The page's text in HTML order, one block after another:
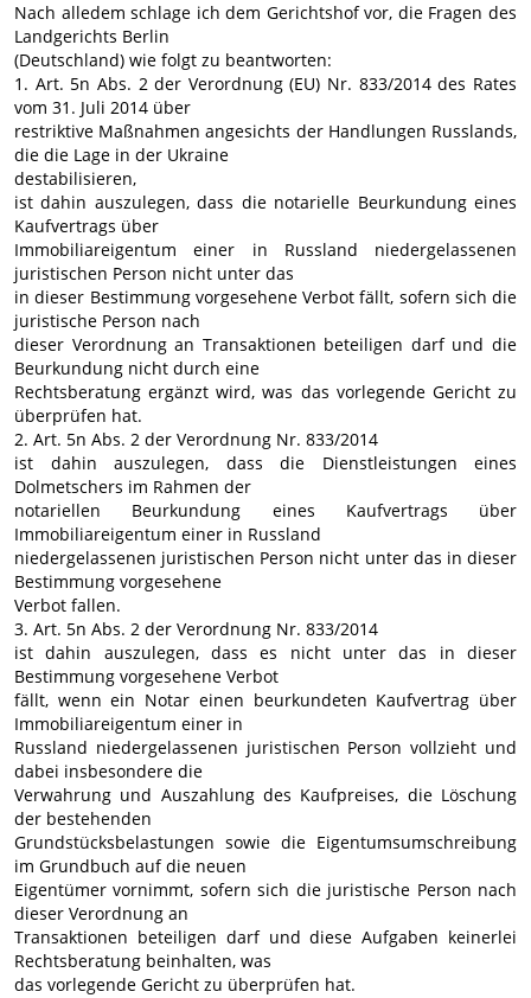
Nach alledem schlage ich dem Gerichtshof vor, die Fragen des
Landgerichts Berlin
(Deutschland) wie folgt zu beantworten:
1. Art. 5n Abs. 2 der Verordnung (EU) Nr. 833/2014 des Rates
vom 31. Juli 2014 über
restriktive Maßnahmen angesichts der Handlungen Russlands,
die die Lage in der Ukraine
destabilisieren,
ist dahin auszulegen, dass die notarielle Beurkundung eines
Kaufvertrags über
Immobiliareigentum einer in Russland niedergelassenen
juristischen Person nicht unter das
in dieser Bestimmung vorgesehene Verbot fällt, sofern sich die
juristische Person nach
dieser Verordnung an Transaktionen beteiligen darf und die
Beurkundung nicht durch eine
Rechtsberatung ergänzt wird, was das vorlegende Gericht zu
überprüfen hat.
2. Art. 5n Abs. 2 der Verordnung Nr. 833/2014
ist dahin auszulegen, dass die Dienstleistungen eines
Dolmetschers im Rahmen der
notariellen Beurkundung eines Kaufvertrags über
Immobiliareigentum einer in Russland
niedergelassenen juristischen Person nicht unter das in dieser
Bestimmung vorgesehene
Verbot fallen.
3. Art. 5n Abs. 2 der Verordnung Nr. 833/2014
ist dahin auszulegen, dass es nicht unter das in dieser
Bestimmung vorgesehene Verbot
fällt, wenn ein Notar einen beurkundeten Kaufvertrag über
Immobiliareigentum einer in
Russland niedergelassenen juristischen Person vollzieht und
dabei insbesondere die
Verwahrung und Auszahlung des Kaufpreises, die Löschung
der bestehenden
Grundstücksbelastungen sowie die Eigentumsumschreibung
im Grundbuch auf die neuen
Eigentümer vornimmt, sofern sich die juristische Person nach
dieser Verordnung an
Transaktionen beteiligen darf und diese Aufgaben keinerlei
Rechtsberatung beinhalten, was
das vorlegende Gericht zu überprüfen hat.